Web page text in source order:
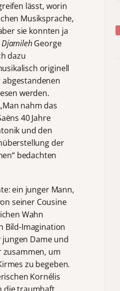
lässt, worin
Musiksprache,
sie konnten ja
DjamilehGeorge
dazu
originell
abgestandenen
werden.
nahm das
40 Jahre
und den
der
bedachten
ein junger Mann,
seiner Cousine
Wahn
Bild-Imagination
Dame und
zusammen, um
zu begeben.
Kornélis